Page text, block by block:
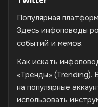
Популярная
Здесь инфоповоды
событий и мемов.
Как искать
«Тренды» (Trending).
на популярные
использовать